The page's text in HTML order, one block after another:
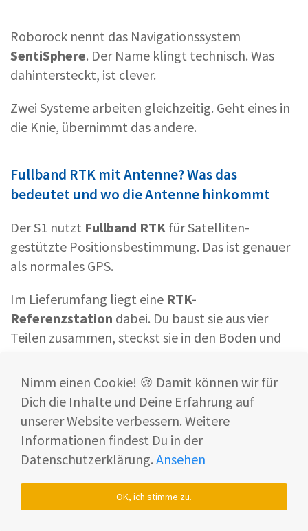
Roborock nennt das Navigationssystem
SentiSphere. Der Name klingt technisch. Was
dahintersteckt, ist clever.
Zwei Systeme arbeiten gleichzeitig. Geht eines in
die Knie, übernimmt das andere.
Fullband RTK mit Antenne? Was das
bedeutet und wo die Antenne hinkommt
Der S1 nutzt Fullband RTK für Satelliten-
gestützte Positionsbestimmung. Das ist genauer
als normales GPS.
Im Lieferumfang liegt eine RTK-
Referenzstation dabei. Du baust sie aus vier
Teilen zusammen, steckst sie in den Boden und
Nimm einen Cookie! 🍪 Damit können wir für
Dich die Inhalte und Deine Erfahrung auf
unserer Website verbessern. Weitere
Informationen findest Du in der
Datenschutzerklärung. Ansehen
OK, ich stimme zu.